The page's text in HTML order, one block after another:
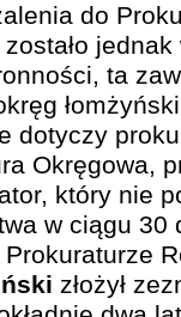
do
ta
dotyczy
Okręgowa,
który nie
w ciągu 30
Prokuraturze
złożył